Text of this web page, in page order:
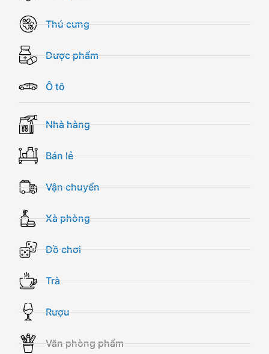
Thú cưng
Dược phẩm
Ô tô
Nhà hàng
Bán lẻ
Vận chuyển
Xà phòng
Đồ chơi
Trà
Rượu
Văn phòng phẩm